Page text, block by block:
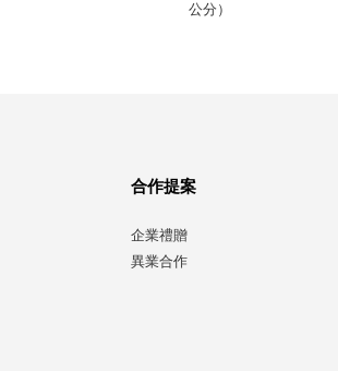
公分）
合作提案
企業禮贈
異業合作